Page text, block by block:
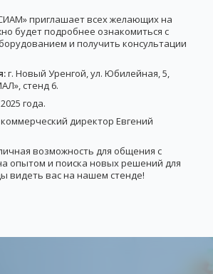
приглашает всех желающих на
будет подробнее ознакомиться с
и получить консультации
г. Новый Уренгой, ул. Юбилейная, 5,
стенд 6.
года.
коммерческий директор Евгений
возможность для общения с
опытом и поиска новых решений для
видеть вас на нашем стенде!